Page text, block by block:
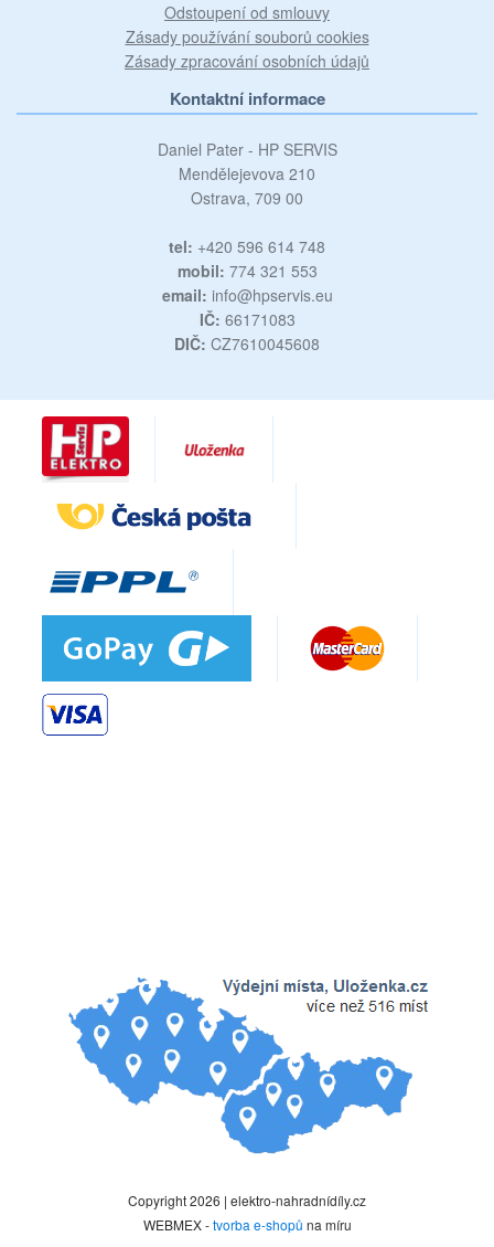
Odstoupení od smlouvy
Zásady používání souborů cookies
Zásady zpracování osobních údajů
Kontaktní informace
Daniel Pater - HP SERVIS
Mendělejevova 210
Ostrava, 709 00
tel: +420 596 614 748
mobil: 774 321 553
email: info@hpservis.eu
IČ: 66171083
DIČ: CZ7610045608
Copyright 2026 | elektro-nahradnídíly.cz
WEBMEX -tvorba e-shopů na míru